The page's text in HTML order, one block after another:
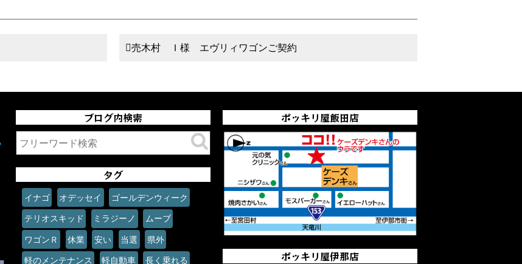
売木村 Ｉ様 エヴリィワゴンご契約
ブログ内検索
タグ
イナゴ オデッセイ ゴールデンウィーク
テリオスキッド ミラジーノ ムーブ
ワゴンＲ 休業 安い 当選 県外
軽のメンテナンス 軽自動車 長く乗れる
ポッキリ屋飯田店
ポッキリ屋伊那店